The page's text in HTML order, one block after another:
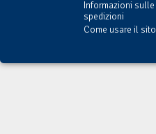
Informazioni sulle
spedizioni
Come usare il sito